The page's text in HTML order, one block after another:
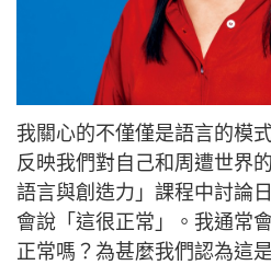
我關心的不僅僅是語言的模
反映我們對自己和周遭世界
語言與創造力」課程中討論
會說「這很正常」。我通常
正常嗎？為甚麼我們認為這